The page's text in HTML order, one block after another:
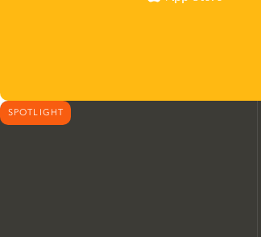
SPOTLIGHT